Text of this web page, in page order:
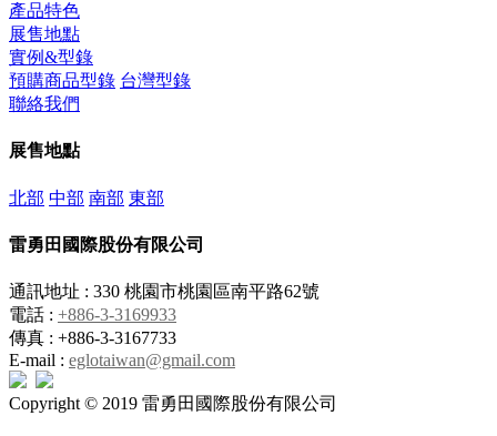
產品特色
展售地點
實例&型錄
預購商品型錄 台灣型錄
聯絡我們
展售地點
北部 中部 南部 東部
雷勇田國際股份有限公司
通訊地址 : 330 桃園市桃園區南平路62號
電話 : +886-3-3169933
傳真 : +886-3-3167733
E-mail : eglotaiwan@gmail.com
Copyright © 2019 雷勇田國際股份有限公司